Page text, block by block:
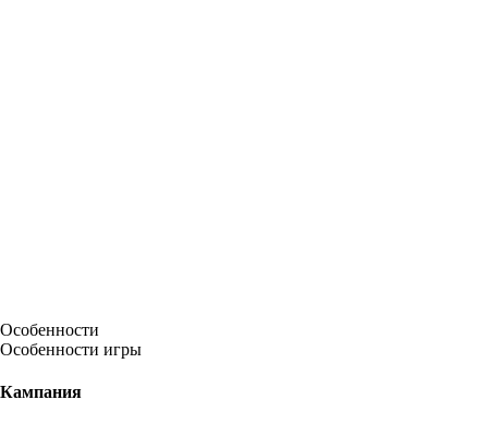
Особенности
Особенности игры
Кампания